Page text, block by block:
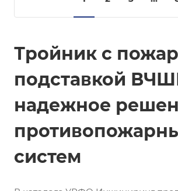
Тройник с
подставкой
надежное
систем